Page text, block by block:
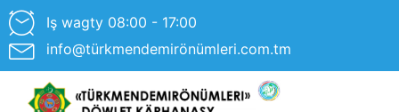
Iş wagty 08:00 - 17:00
info@türkmendemirönümleri.com.tm